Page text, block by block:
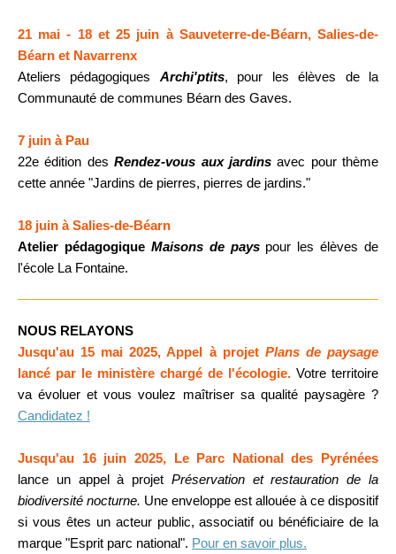
21 mai - 18 et 25 juin à Sauveterre-de-Béarn, Salies-de-
Béarn et Navarrenx
Ateliers pédagogiques Archi'ptits, pour les élèves de la
Communauté de communes Béarn des Gaves.
7 juin à Pau
22e édition desRendez-vous aux jardins avec pour thème
cette année "Jardins de pierres, pierres de jardins."
18 juin à Salies-de-Béarn
Atelier pédagogique Maisons de payspour les élèves de
l'école La Fontaine.
NOUS RELAYONS
Jusqu'au 15 mai 2025, Appel à projet Plans de paysage
lancé par le ministère chargé de l'écologie. Votre territoire
va évoluer et vous voulez maîtriser sa qualité paysagère ?
Candidatez !
Jusqu'au 16 juin 2025, Le Parc National des Pyrénées
lance un appel à projet Préservation et restauration de la
biodiversité nocturne. Une enveloppe est allouée à ce dispositif
si vous êtes un acteur public, associatif ou bénéficiaire de la
marque "Esprit parc national". Pour en savoir plus.